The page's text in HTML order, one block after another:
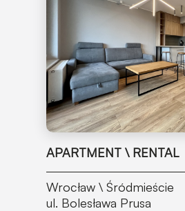
APARTMENT \ RENTAL
Wrocław \ Śródmieście
ul. Bolesława Prusa